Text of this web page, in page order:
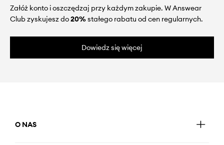
Załóż konto i oszczędzaj przy każdym zakupie. W Answear
Club zyskujesz do20%stałego rabatu od cen regularnych.
Dowiedz się więcej
O NAS